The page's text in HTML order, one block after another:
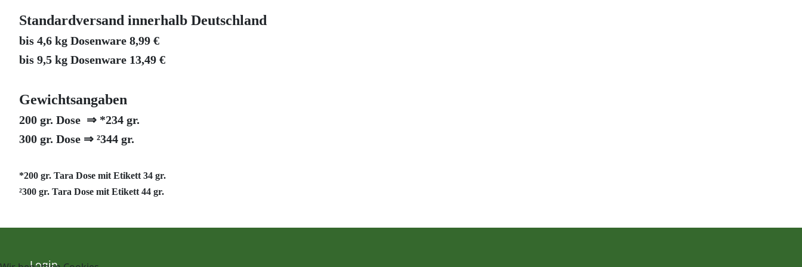
Standardversand innerhalb Deutschland
bis 4,6 kg Dosenware 8,99 €
bis 9,5 kg Dosenware 13,49 €
Gewichtsangaben
200 gr. Dose ⇒ *234 gr.
300 gr. Dose ⇒ ²344 gr.
*200 gr. Tara Dose mit Etikett 34 gr.
²300 gr. Tara Dose mit Etikett 44 gr.